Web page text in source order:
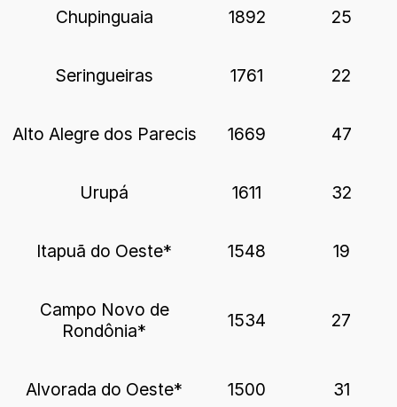
Chupinguaia 1892 25
Seringueiras 1761 22
Alto Alegre dos Parecis 1669 47
Urupá 1611 32
Itapuã do Oeste* 1548 19
Campo Novo de
Rondônia*
1534 27
Alvorada do Oeste* 1500 31